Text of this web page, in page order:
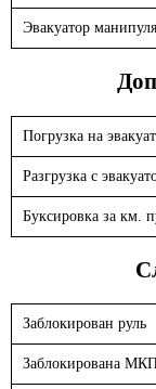
Эвакуатор
Погрузка на
Разгрузка с
Буксировка за км.
Заблокирован руль
Заблокирована